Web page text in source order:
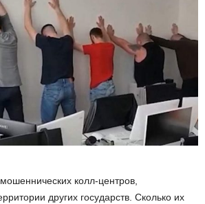
колл-центров,
других государств. Сколько их